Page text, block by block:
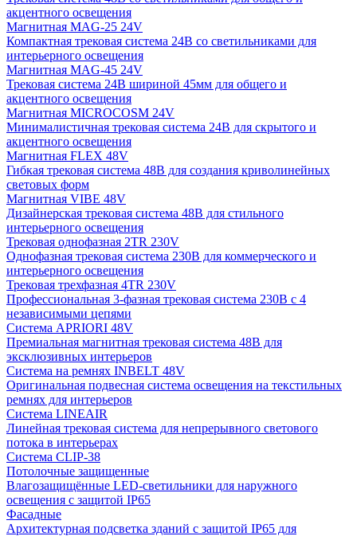
акцентного освещения
Магнитная MAG-25 24V
Компактная трековая система 24В со светильниками для
интерьерного освещения
Магнитная MAG-45 24V
Трековая система 24В шириной 45мм для общего и
акцентного освещения
Магнитная MICROCOSM 24V
Минималистичная трековая система 24В для скрытого и
акцентного освещения
Магнитная FLEX 48V
Гибкая трековая система 48В для создания криволинейных
световых форм
Магнитная VIBE 48V
Дизайнерская трековая система 48В для стильного
интерьерного освещения
Трековая однофазная 2TR 230V
Однофазная трековая система 230В для коммерческого и
интерьерного освещения
Трековая трехфазная 4TR 230V
Профессиональная 3-фазная трековая система 230В с 4
независимыми цепями
Система APRIORI 48V
Премиальная магнитная трековая система 48В для
эксклюзивных интерьеров
Система на ремнях INBELT 48V
Оригинальная подвесная система освещения на текстильных
ремнях для интерьеров
Система LINEAIR
Линейная трековая система для непрерывного светового
потока в интерьерах
Система CLIP-38
Потолочные защищенные
Влагозащищённые LED-светильники для наружного
освещения с защитой IP65
Фасадные
Архитектурная подсветка зданий с защитой IP65 для